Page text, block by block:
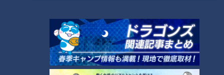
店主・横井梨々香さん（以下梨々香さん）と、その母の横井名
美さん（以下名美さん）だ。かつての喫茶満つ葉店主であり、
小倉トーストの考案者である西脇キミさんは、梨々香さんの曾
祖母、名美さんの祖母にあたる。入り口にも「満つ葉」と力強